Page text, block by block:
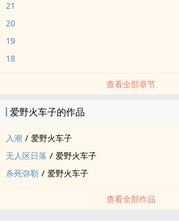
21
20
19
18
查看全部章节
爱野火车子的作品
入潮 / 爱野火车子
无人区日落 / 爱野火车子
杀死弥勒 / 爱野火车子
查看全部作品